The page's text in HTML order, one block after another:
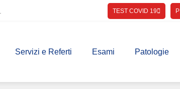
TEST COVID 19
Servizi e Referti Esami Patologie